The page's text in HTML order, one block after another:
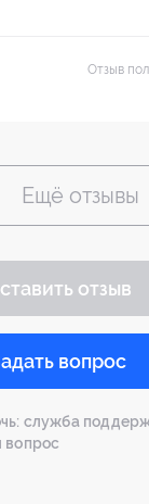
Отзыв
Ещё отзывы
отзыв
вопрос
служба
вопрос